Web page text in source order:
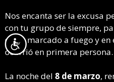
Accessibilitat
Nos encanta ser la excusa
con tu grupo de siempre,
os ha marcado a fuego y
ocurrió en primera persona.
La noche del 8 de marzo,